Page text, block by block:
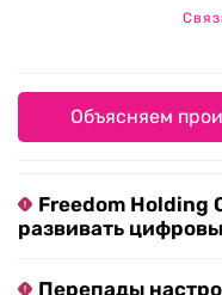
Объясняем
Freedom Holding
развивать
Перепады